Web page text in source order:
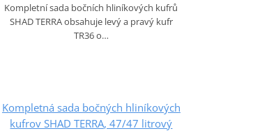
Kompletní sada bočních hliníkových kufrů
SHAD TERRA obsahuje levý a pravý kufr
TR36 o…
Kompletná sada bočných hliníkových
kufrov SHAD TERRA, 47/47 litrový